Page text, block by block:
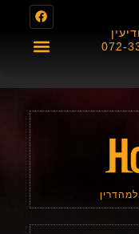
072-